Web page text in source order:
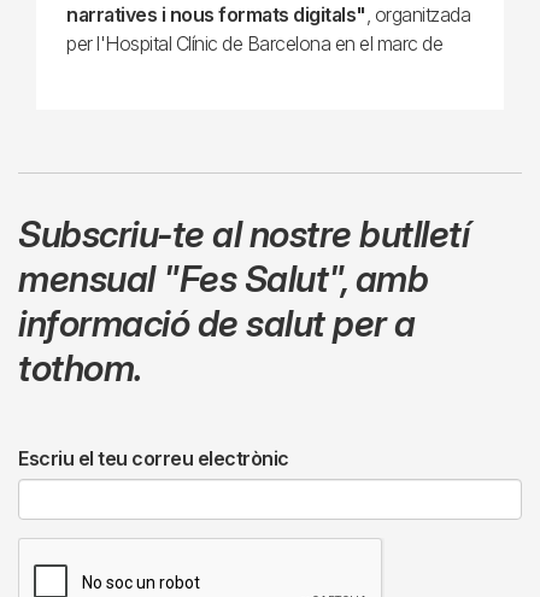
narratives i nous formats digitals" , organitzada
per l'Hospital Clínic de Barcelona en el marc de
Subscriu-te al nostre butlletí
mensual "Fes Salut",amb
informació de salut per a
tothom.
Escriu el teu correu electrònic